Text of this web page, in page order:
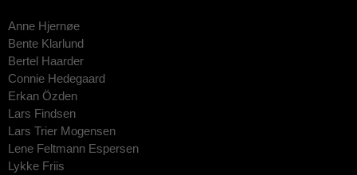
Anne Hjernøe
Bente Klarlund
Bertel Haarder
Connie Hedegaard
Erkan Özden
Lars Findsen
Lars Trier Mogensen
Lene Feltmann Espersen
Lykke Friis